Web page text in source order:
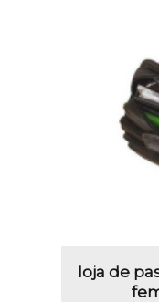
loja de